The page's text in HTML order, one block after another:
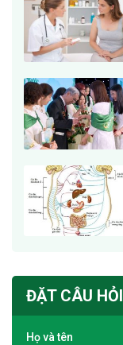
ĐẶT CÂU HỎI
Họ và tên